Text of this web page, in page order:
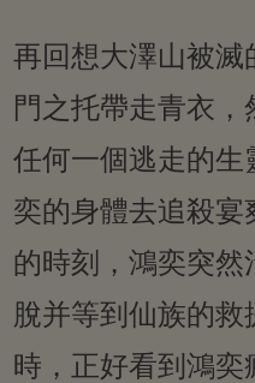
再回想大澤山被滅
門之托帶走青衣
任何一個逃走的生
奕的身體去追殺
的時刻，鴻奕突然
脫并等到仙族的救
時，正好看到鴻奕